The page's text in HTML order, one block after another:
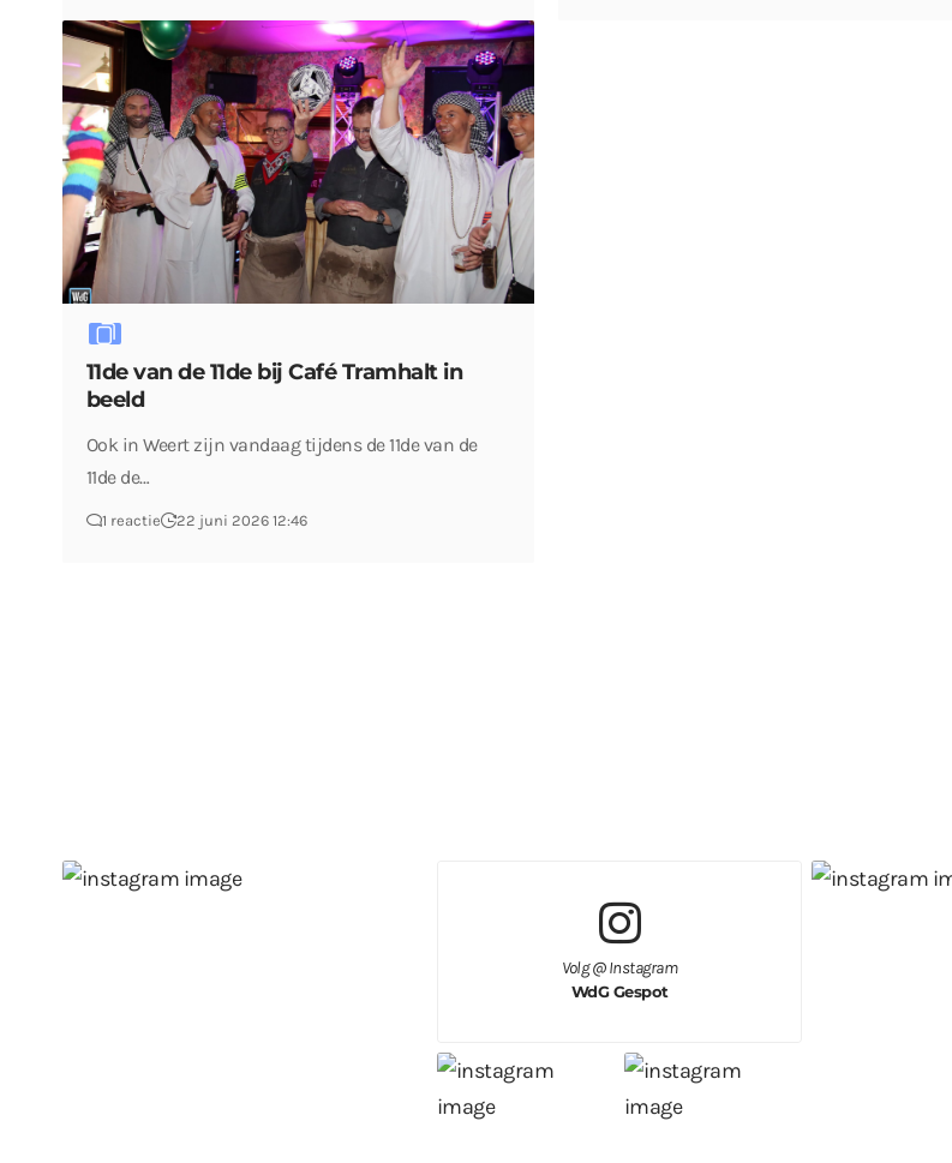
11de van de 11de bij Café Tramhalt in
beeld
Ook in Weert zijn vandaag tijdens de 11de van de
11de de…
1 reactie 22 juni 2026 12:46
Volg @ Instagram
WdG Gespot